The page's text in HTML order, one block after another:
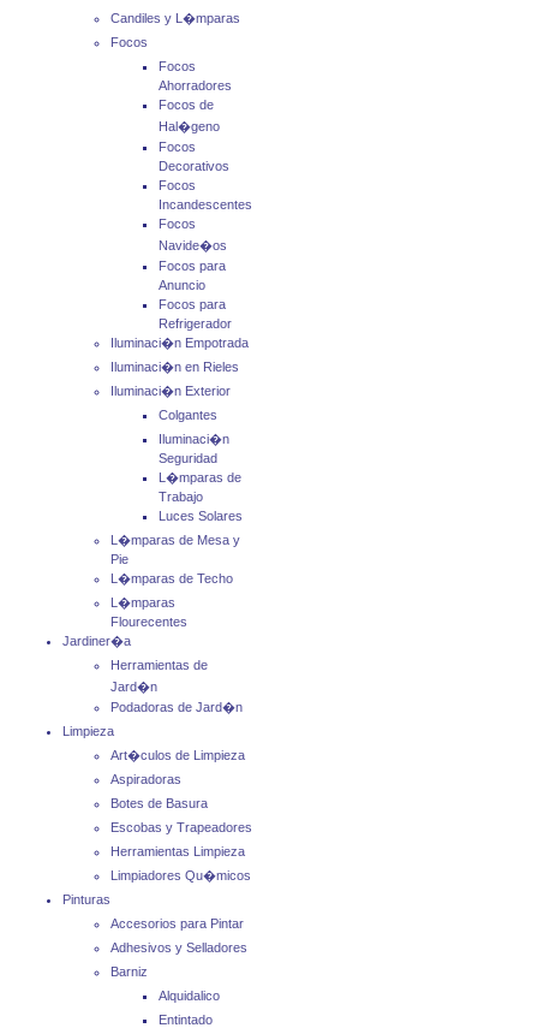
Candiles y L�mparas
Focos
Focos
Ahorradores
Focos de
Hal�geno
Focos
Decorativos
Focos
Incandescentes
Focos
Navide�os
Focos para
Anuncio
Focos para
Refrigerador
Iluminaci�n Empotrada
Iluminaci�n en Rieles
Iluminaci�n Exterior
Colgantes
Iluminaci�n
Seguridad
L�mparas de
Trabajo
Luces Solares
L�mparas de Mesa y
Pie
L�mparas de Techo
L�mparas
Flourecentes
Jardiner�a
Herramientas de
Jard�n
Podadoras de Jard�n
Limpieza
Art�culos de Limpieza
Aspiradoras
Botes de Basura
Escobas y Trapeadores
Herramientas Limpieza
Limpiadores Qu�micos
Pinturas
Accesorios para Pintar
Adhesivos y Selladores
Barniz
Alquidalico
Entintado